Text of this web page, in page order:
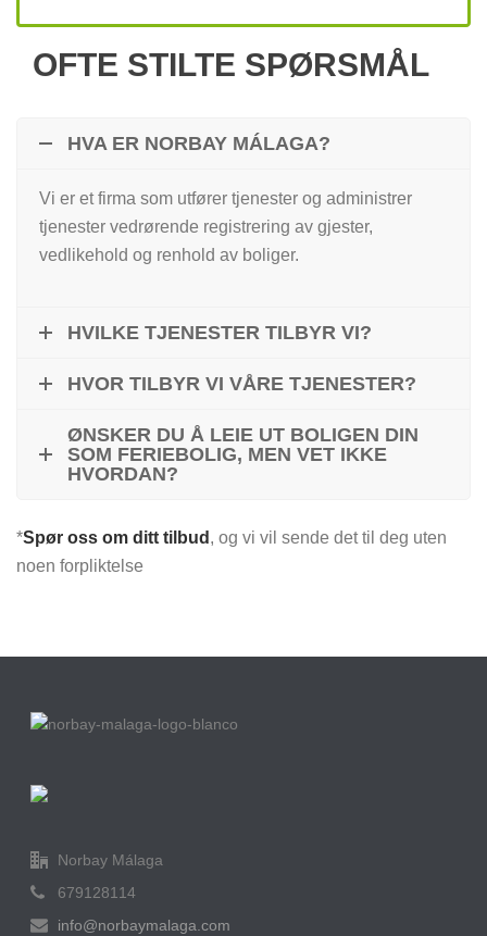
OFTE STILTE SPØRSMÅL
HVA ER NORBAY MÁLAGA?
Vi er et firma som utfører tjenester og administrer
tjenester vedrørende registrering av gjester,
vedlikehold og renhold av boliger.
HVILKE TJENESTER TILBYR VI?
HVOR TILBYR VI VÅRE TJENESTER?
ØNSKER DU Å LEIE UT BOLIGEN DIN
SOM FERIEBOLIG, MEN VET IKKE
HVORDAN?
*Spør oss om ditt tilbud , og vi vil sende det til deg uten
noen forpliktelse
Norbay Málaga
679128114
info@norbaymalaga.com